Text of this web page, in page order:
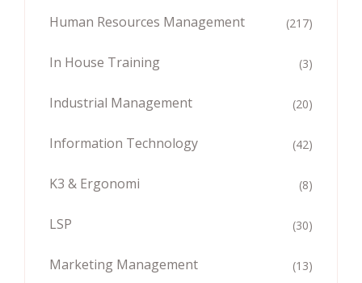
Human Resources Management (217)
In House Training (3)
Industrial Management (20)
Information Technology (42)
K3 & Ergonomi (8)
LSP (30)
Marketing Management (13)